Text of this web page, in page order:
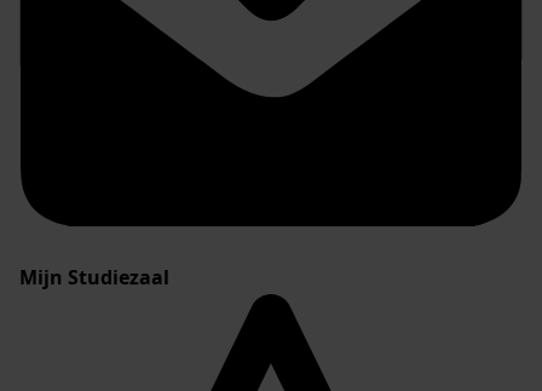
Mijn Studiezaal